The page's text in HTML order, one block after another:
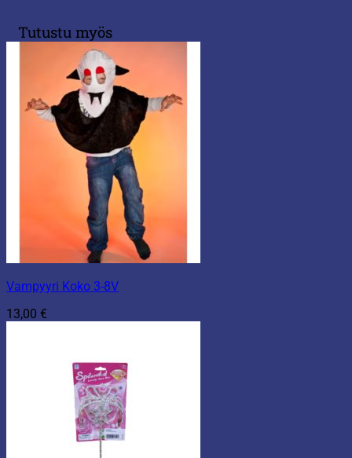
Tutustu myös
Vampyyri Koko 3-8V
13,00 €